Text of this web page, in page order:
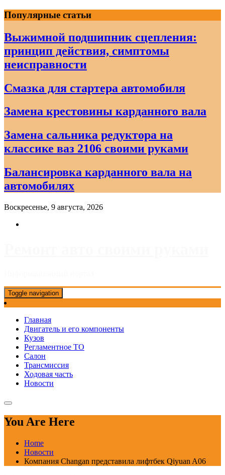
Skip
to
content
Популярные статьи
Выжимной подшипник сцепления:
принцип действия, симптомы
неисправности
Смазка для стартера автомобиля
Замена крестовины карданного вала
Замена сальника редуктора на
классике ваз 2106 своими руками
Балансировка карданного вала на
автомобилях
Воскресенье, 9 августа, 2026
Toggle navigation
Главная
Двигатель и его компоненты
Кузов
Регламентное ТО
Салон
Трансмиссия
Ходовая часть
Новости
You Are Here
Home
Новости
Компания Changan представила лифтбек Qiyuan A06